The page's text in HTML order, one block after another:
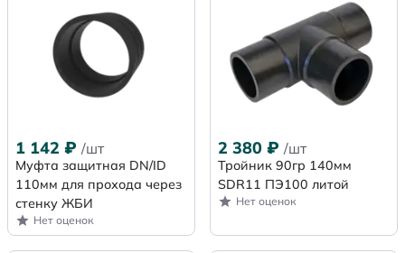
1 142 ₽ /шт
Муфта защитная DN/ID
110мм для прохода через
стенку ЖБИ
Нет оценок
2 380 ₽ /шт
Тройник 90гр 140мм
SDR11 ПЭ100 литой
Нет оценок